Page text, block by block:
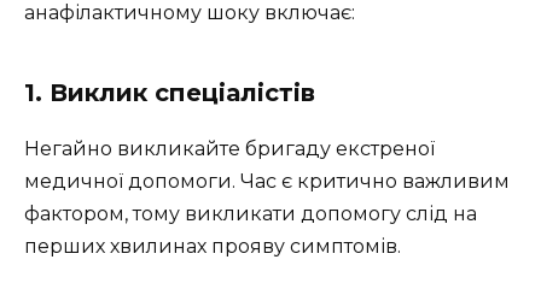
анафілактичному шоку включає:
1. Виклик спеціалістів
Негайно викликайте бригаду екстреної
медичної допомоги. Час є критично важливим
фактором, тому викликати допомогу слід на
перших хвилинах прояву симптомів.